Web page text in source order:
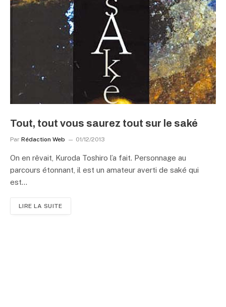
Tout, tout vous saurez tout sur le saké
Par Rédaction Web 01/12/2013
On en rêvait, Kuroda Toshiro l’a fait. Personnage au
parcours étonnant, il est un amateur averti de saké qui
est…
LIRE LA SUITE